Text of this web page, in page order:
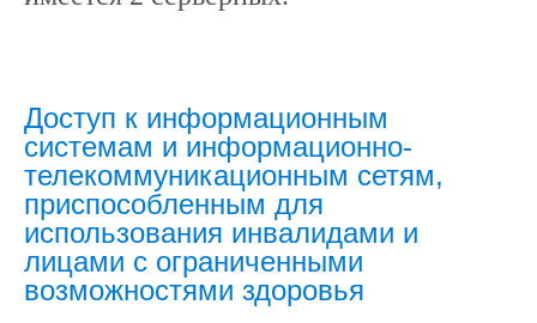
Доступ к информационным
системам и информационно-
телекоммуникационным сетям,
приспособленным для
использования инвалидами и
лицами с ограниченными
возможностями здоровья